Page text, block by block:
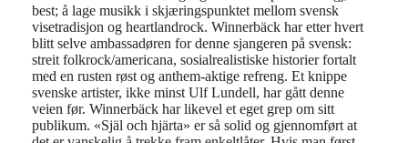
best; å lage musikk i skjæringspunktet mellom svensk
visetradisjon og heartlandrock. Winnerbäck haretter hvert
blitt selve ambassadøren fordenne sjangeren på svensk:
streit folkrock/americana, sosialrealistiske historier fortalt
med en rusten røst og anthem-aktige refreng. Et knippe
svenske artister, ikke minst Ulf Lundell, har gått denne
veien før. Winnerbäck har likevel et eget grep om sitt
publikum. «Själ och hjärta» er så solid og gjennomført at